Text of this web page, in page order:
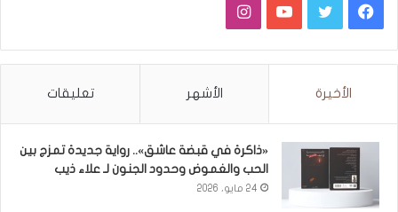
فيسبوكتويتر يوتيوبانستقرام
الأخيرة الأشهر تعليقات
«ذاكرة في قبضة عاشق».. رواية جديدة تمزج بين
الحب والغموض وحدود الجنون لـ علاء ذيب
24 مايو، 2026